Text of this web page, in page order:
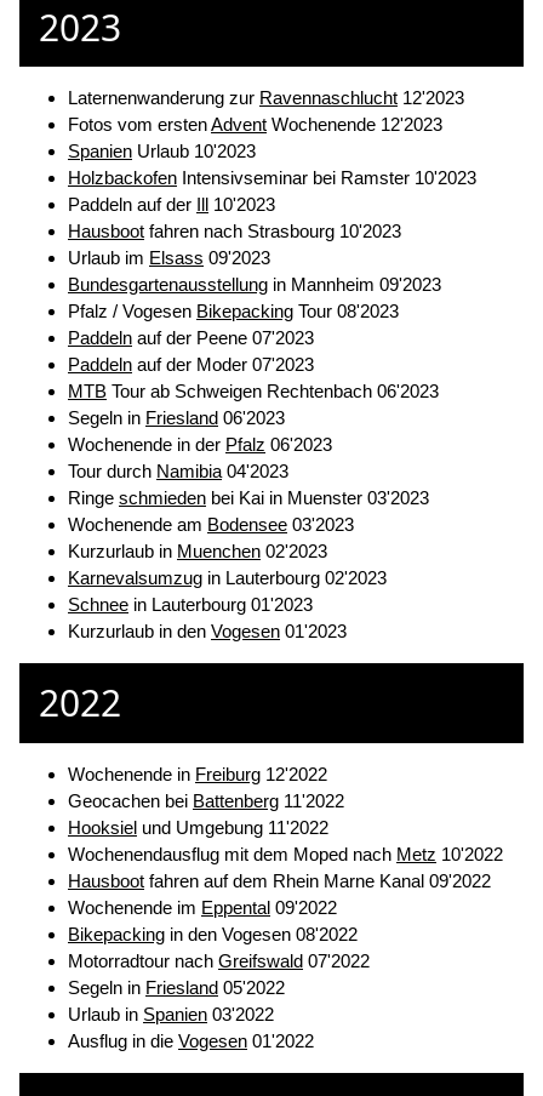
2023
Laternenwanderung zur Ravennaschlucht 12'2023
Fotos vom erstenAdvent Wochenende 12'2023
Spanien Urlaub 10'2023
Holzbackofen Intensivseminar bei Ramster 10'2023
Paddeln auf der Ill 10'2023
Hausboot fahren nach Strasbourg 10'2023
Urlaub im Elsass 09'2023
Bundesgartenausstellung in Mannheim 09'2023
Pfalz / Vogesen Bikepacking Tour 08'2023
Paddeln auf der Peene 07'2023
Paddeln auf der Moder 07'2023
MTB Tour ab Schweigen Rechtenbach 06'2023
Segeln in Friesland 06'2023
Wochenende in der Pfalz 06'2023
Tour durch Namibia 04'2023
Ringe schmieden bei Kai in Muenster 03'2023
Wochenende am Bodensee 03'2023
Kurzurlaub in Muenchen 02'2023
Karnevalsumzug in Lauterbourg 02'2023
Schnee in Lauterbourg 01'2023
Kurzurlaub in den Vogesen 01'2023
2022
Wochenende in Freiburg 12'2022
Geocachen bei Battenberg 11'2022
Hooksiel und Umgebung 11'2022
Wochenendausflug mit dem Moped nach Metz 10'2022
Hausboot fahren auf dem Rhein Marne Kanal 09'2022
Wochenende im Eppental 09'2022
Bikepacking in den Vogesen 08'2022
Motorradtour nach Greifswald 07'2022
Segeln in Friesland 05'2022
Urlaub in Spanien 03'2022
Ausflug in die Vogesen 01'2022